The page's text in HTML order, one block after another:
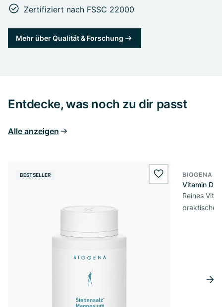
Zertifiziert nach FSSC 22000
Mehr über Qualität & Forschung
Entdecke, was noch zu dir passt
Alle anzeigen
BESTSELLER wishlist.add
BIOGENA
Vitamin D3
Reines
praktischer